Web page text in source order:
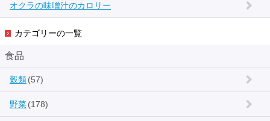
オクラの味噌汁のカロリー
カテゴリーの一覧
食品
穀類(57)
野菜(178)